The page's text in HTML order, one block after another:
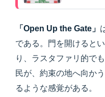
「Open Up the Gate」
である。門を開けると
り、ラスタファリ的で
民が、約束の地へ向か
るような感覚がある。